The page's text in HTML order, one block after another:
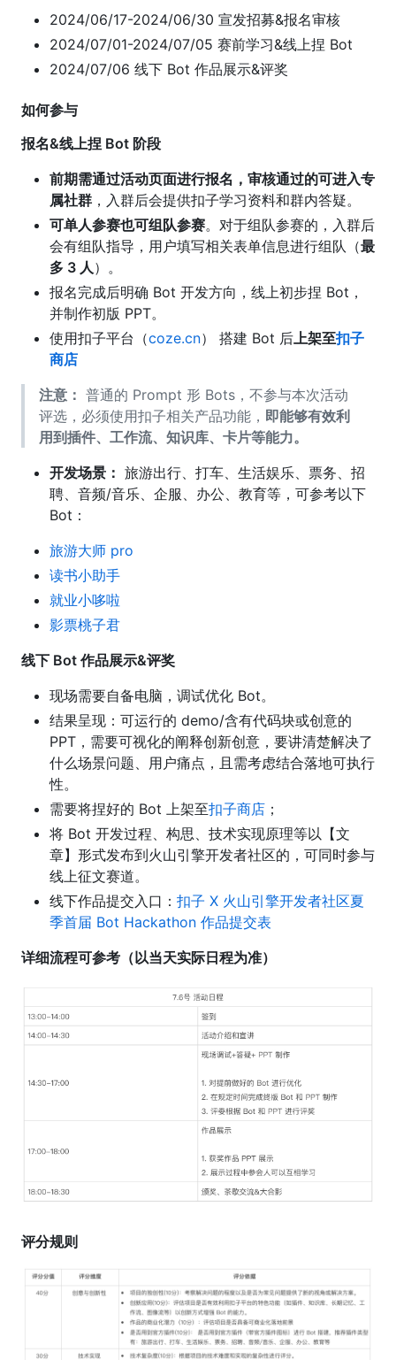
2024/06/17-2024/06/30 宣发招募&报名审核
2024/07/01-2024/07/05 赛前学习&线上捏 Bot
2024/07/06 线下 Bot 作品展示&评奖
如何参与
报名&线上捏 Bot 阶段
前期需通过活动页面进行报名，审核通过的可进入专
属社群 ，入群后会提供扣子学习资料和群内答疑。
可单人参赛也可组队参赛。对于组队参赛的，入群后
会有组队指导，用户填写相关表单信息进行组队（最
多 3 人 ）。
报名完成后明确 Bot 开发方向，线上初步捏 Bot，
并制作初版 PPT。
使用扣子平台（coze.cn） 搭建 Bot 后 上架至扣子
商店
注意： 普通的 Prompt 形 Bots，不参与本次活动
评选，必须使用扣子相关产品功能， 即能够有效利
用到插件、工作流、知识库、卡片等能力。
开发场景： 旅游出行、打车、生活娱乐、票务、招
聘、音频/音乐、企服、办公、教育等，可参考以下
Bot：
旅游大师 pro
读书小助手
就业小哆啦
影票桃子君
线下 Bot 作品展示&评奖
现场需要自备电脑，调试优化 Bot。
结果呈现：可运行的 demo/含有代码块或创意的
PPT，需要可视化的阐释创新创意，要讲清楚解决了
什么场景问题、用户痛点，且需考虑结合落地可执行
性。
需要将捏好的 Bot 上架至扣子商店 ；
将 Bot 开发过程、构思、技术实现原理等以【文
章】形式发布到火山引擎开发者社区的，可同时参与
线上征文赛道。
线下作品提交入口： 扣子 X 火山引擎开发者社区夏
季首届 Bot Hackathon 作品提交表
详细流程可参考（以当天实际日程为准）
评分规则